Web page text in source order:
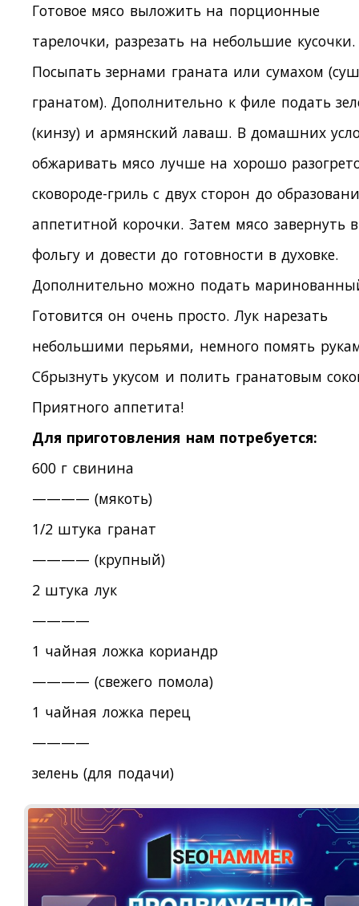
Готовое мясо выложить на порционные
тарелочки, разрезать на небольшие кусочки.
Посыпать зернами граната или сумахом
гранатом). Дополнительно к филе подать
(кинзу) и армянский лаваш. В домашних
обжаривать мясо лучше на хорошо
сковороде-гриль с двух сторон до
аппетитной корочки. Затем мясо завернуть в
фольгу и довести до готовности в духовке.
Дополнительно можно подать
Готовится он очень просто. Лук нарезать
небольшими перьями, немного помять
Сбрызнуть укусом и полить гранатовым
Приятного аппетита!
Для приготовления нам потребуется:
600 г свинина
———— (мякоть)
1/2 штука гранат
———— (крупный)
2 штука лук
————
1 чайная ложка кориандр
———— (свежего помола)
1 чайная ложка перец
————
зелень (для подачи)